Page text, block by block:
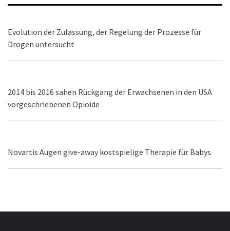
Evolution der Zulassung, der Regelung der Prozesse für
Drogen untersucht
2014 bis 2016 sahen Rückgang der Erwachsenen in den USA
vorgeschriebenen Opioide
Novartis Augen give-away kostspielige Therapie für Babys